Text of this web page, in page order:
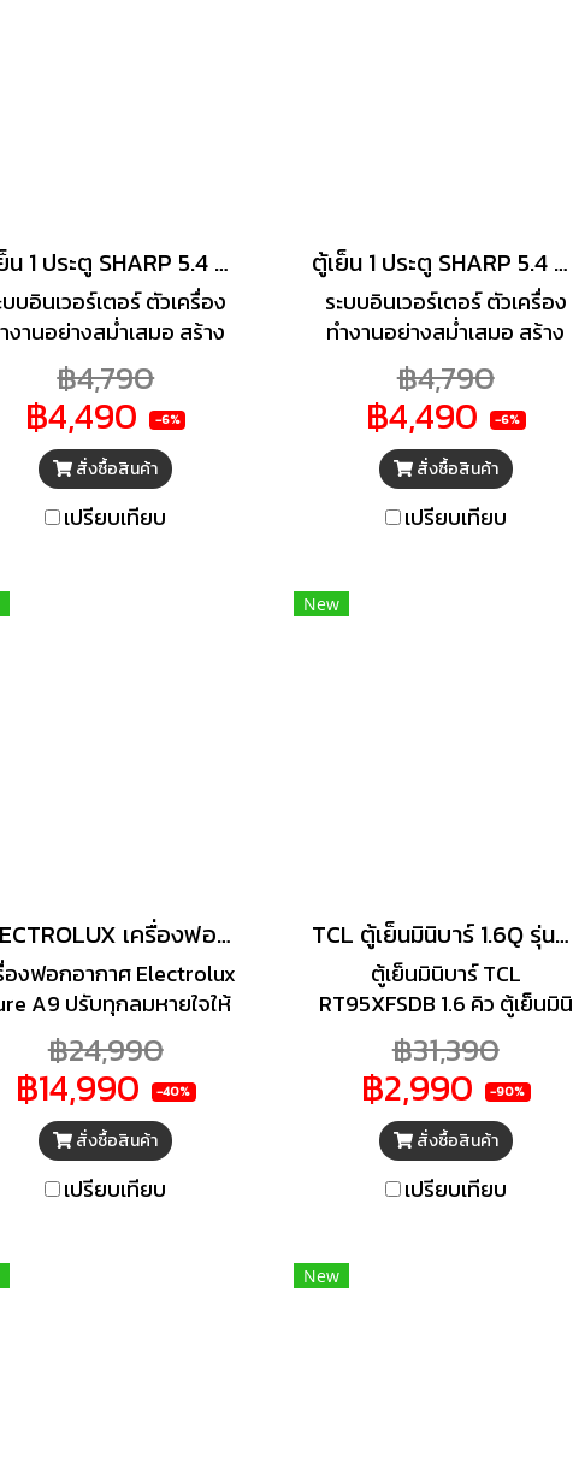
ตู้เย็น 1 ประตู SHARP 5.4 คิว รุ่น SJ-S150XT-DK
บบอินเวอร์เตอร์ ตัวเครื่อง
งานอย่างสม่ำเสมอ สร้าง
ความเย็นได้เร็วขึ้นลดเสียง
รบกวนและประหยัดพลัง
Modern Design จัดวางมุม
นก็สวย เรียบหรู ทำความเย็น
ต่ำสุด -6 องศา
เซลเซียสSemi-Automatic
฿4,790
฿4,490 -6%
สั่งซื้อสินค้า
เปรียบเทียบ
ตู้เย็น 1 ประตู SHARP 5.4 คิว รุ่นSJ-S150XT-DK
ระบบอินเวอร์เตอร์ ตัวเครื่อง
ทำงานอย่างสม่ำเสมอ สร้าง
ความเย็นได้เร็วขึ้นลดเสียง
รบกวนและประหยัดพลัง
านModern Design จัดวางมุม
ไหนก็สวย เรียบหรู ทำความเย็น
ต่ำสุด -6 องศา
เซลเซียสSemi-Automatic
฿4,790
฿4,490 -6%
สั่งซื้อสินค้า
เปรียบเทียบ
ELECTROLUX เครื่องฟอกอากาศ (88 ตร.ม.) รุ่น PA91-606DG
องฟอกอากาศ Electrolux
A9 ปรับทุกลมหายใจให้
อาดยิ่งขึ้น ให้คุณหายใจด้วย
กาศบริสุทธิ์ด้วย Electrolux
รื่องฟอกอากาศ (88 ตร.ม.)
น PA91-606DG ที่มาพร้อม
บบตรวจสอบคุณภาพอากาศ
โดยสามารถใช้ได้กับห้องที่มี
ขกก็สามารถใช้ได้อย่างไร้
฿24,990
฿14,990 -40%
สั่งซื้อสินค้า
เปรียบเทียบ
New
TCL ตู้เย็นมินิบาร์ 1.6Q รุ่นRT95XFSDB
ตู้เย็นมินิบาร์ TCL
RT95XFSDB 1.6 คิว ตู้เย็นมินิ
บาร์ จากแบรนด์ TCL จิ๋วแต่
แจ๋วด้วยขนาดความจุ 1.6 คิว
แต่คุณสามารถแช่แข็งอาหาร
แช่ขนม หรือแช่เครื่องดื่มได้
อย่างครบครัน ด้วยขนาดที่
กะทัดรัดจึงสามารถนำไปจัด
เล่น ห้องพักโรงแรม หรือ
฿31,390
฿2,990 -90%
สั่งซื้อสินค้า
เปรียบเทียบ
New